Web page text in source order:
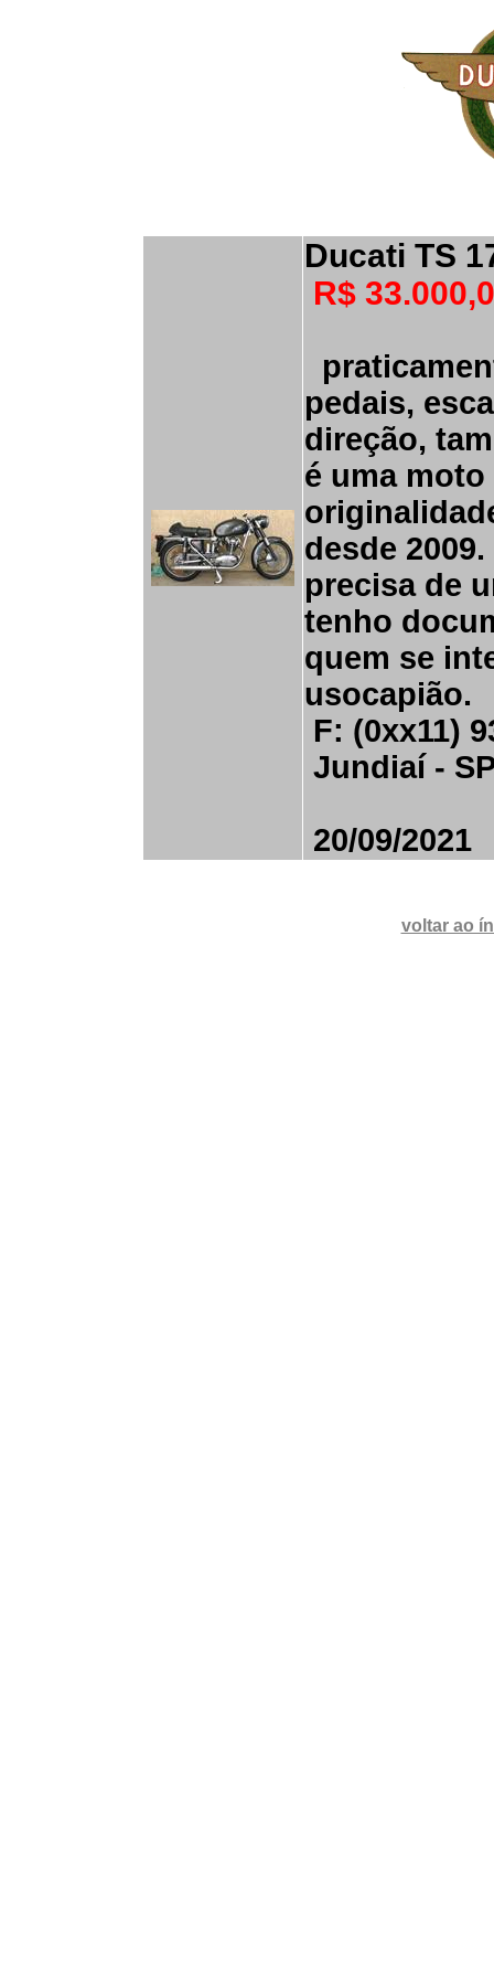
Ducati TS
R$
pedais,
direção,
é uma
desde
precisa de
tenho
quem se
usocapião.
F: (0xx11)
Jundiaí -
20/09/2021
voltar ao